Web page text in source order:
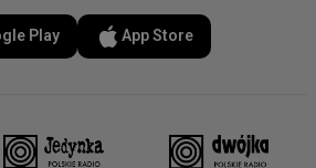
Play App Store